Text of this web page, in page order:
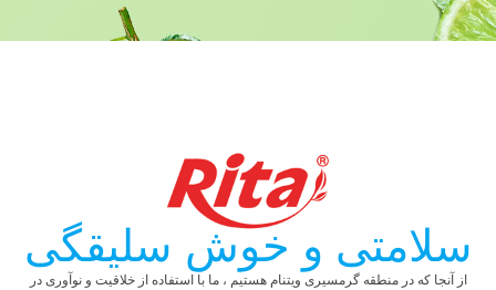
سلامتی و خوش سلیقگی
از آنجا که در منطقه گرمسیری ویتنام هستیم ، ما با استفاده از خلاقیت و نوآوری در